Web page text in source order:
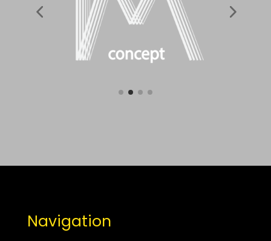
Navigation